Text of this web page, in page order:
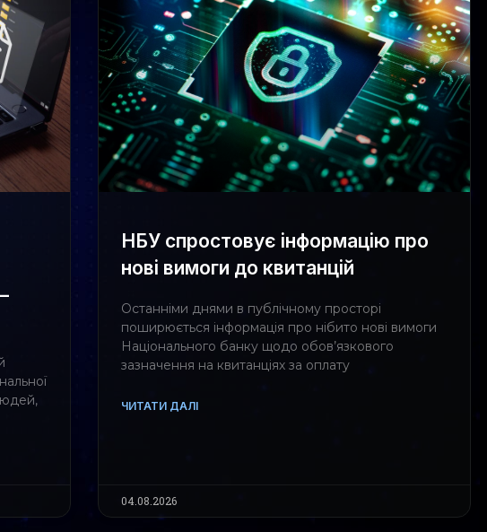
НБУ спростовує інформацію про
нові вимоги до квитанцій
Останніми днями в публічному просторі
поширюється інформація про нібито нові вимоги
Національного банку щодо обов’язкового
зазначення на квитанціях за оплату
ЧИТАТИ ДАЛІ
04.08.2026